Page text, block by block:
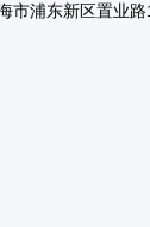
海市浦东新区置业